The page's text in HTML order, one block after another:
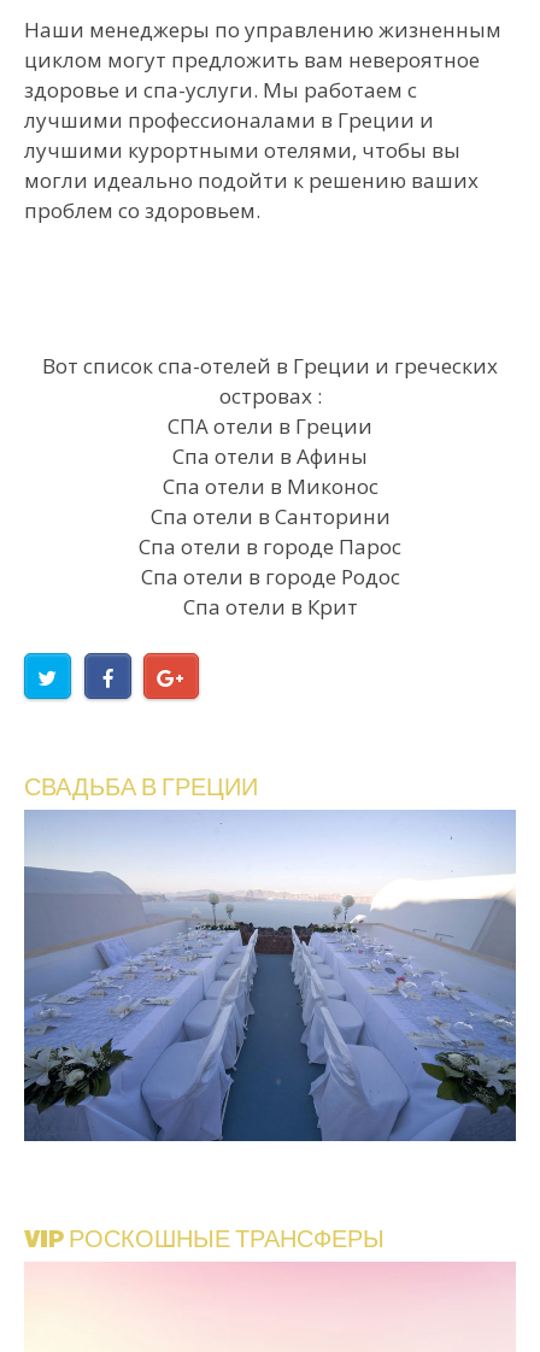
Наши менеджеры по управлению жизненным
циклом могут предложить вам невероятное
здоровье и спа-услуги. Мы работаем с
лучшими профессионалами в Греции и
лучшими курортными отелями, чтобы вы
могли идеально подойти к решению ваших
проблем со здоровьем.
Вот список спа-отелей в Греции и греческих
островах :
СПА отели в Греции
Спа отели в Афины
Спа отели в Миконос
Спа отели в Санторини
Спа отели в городе Парос
Спа отели в городе Родос
Спа отели в Крит
СВАДЬБА В ГРЕЦИИ
VIP РОСКОШНЫЕ ТРАНСФЕРЫ